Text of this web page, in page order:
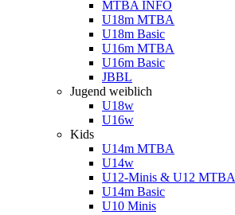
MTBA INFO
U18m MTBA
U18m Basic
U16m MTBA
U16m Basic
JBBL
Jugend weiblich
U18w
U16w
Kids
U14m MTBA
U14w
U12-Minis & U12 MTBA
U14m Basic
U10 Minis